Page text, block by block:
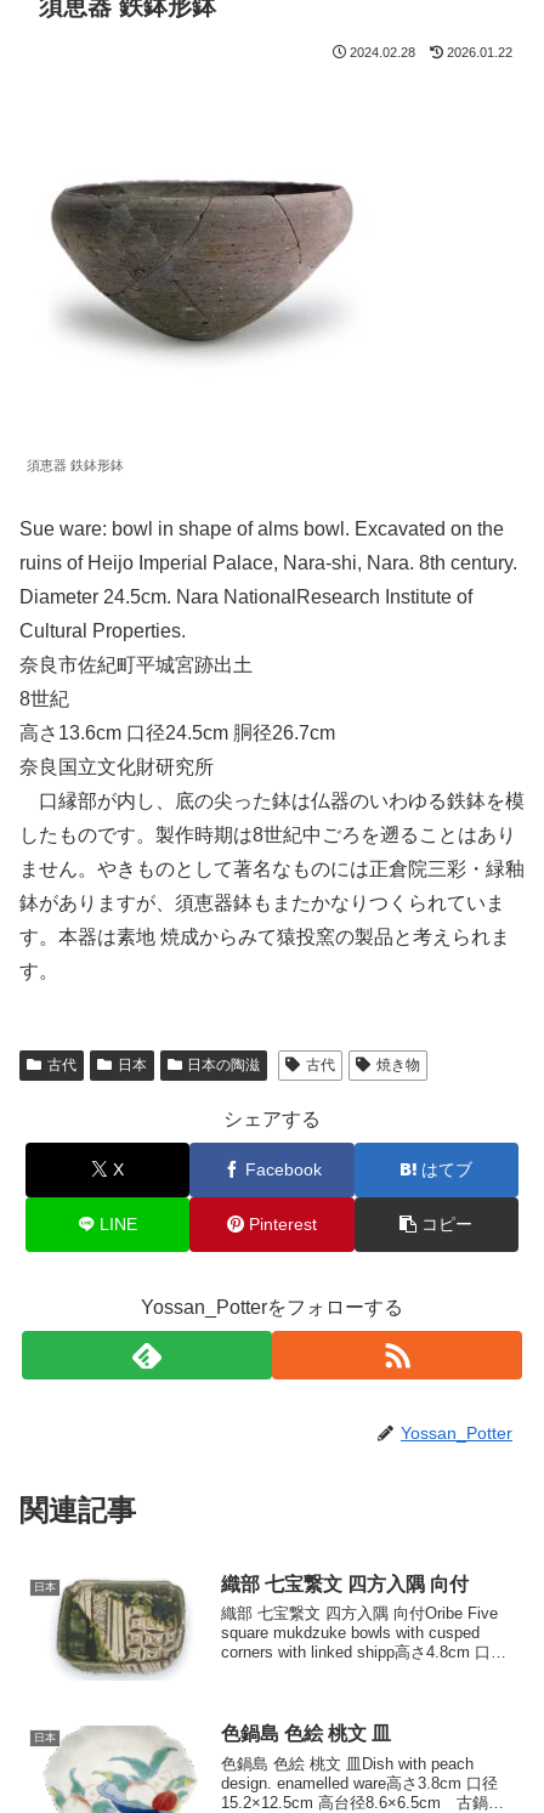
須恵器 鉄鉢形鉢
2024.02.28 2026.01.22
須恵器 鉄鉢形鉢
Sue ware: bowl in shape of alms bowl. Excavated on the
ruins of Heijo Imperial Palace, Nara-shi, Nara. 8th century.
Diameter 24.5cm. Nara NationalResearch Institute of
Cultural Properties.
奈良市佐紀町平城宮跡出土
8世紀
高さ13.6cm 口径24.5cm 胴径26.7cm
奈良国立文化財研究所
口縁部が内し、底の尖った鉢は仏器のいわゆる鉄鉢を模
したものです。製作時期は8世紀中ごろを遡ることはあり
ません。やきものとして著名なものには正倉院三彩・緑釉
鉢がありますが、須恵器鉢もまたかなりつくられていま
す。本器は素地 焼成からみて猿投窯の製品と考えられま
す。
古代 日本 日本の陶滋 古代 焼き物
シェアする
X Facebook はてブ
LINE Pinterest コピー
Yossan_Potterをフォローする
Yossan_Potter
関連記事
日本 織部 七宝繋文 四方入隅 向付
織部 七宝繋文 四方入隅 向付Oribe Five
square mukdzuke bowls with cusped
corners with linked shipp高さ4.8cm 口径
日本 色鍋島 色絵 桃文 皿
色鍋島 色絵 桃文 皿Dish with peach
design. enamelled ware高さ3.8cm 口径
15.2×12.5cm 高台径8.6×6.5cm 古鍋島